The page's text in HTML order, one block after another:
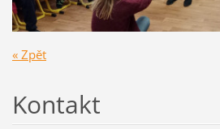
« Zpět
Kontakt